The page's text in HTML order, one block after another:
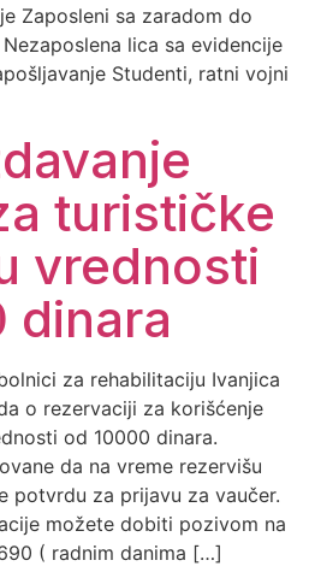
Zaposleni sa zaradom do
lica sa evidencije
Studenti, ratni vojni
turističke
vrednosti
dinara
za rehabilitaciju Ivanjica
o rezervaciji za korišćenje
od 10000 dinara.
da na vreme rezervišu
potvrdu za prijavu za vaučer.
možete dobiti pozivom na
( radnim danima […]